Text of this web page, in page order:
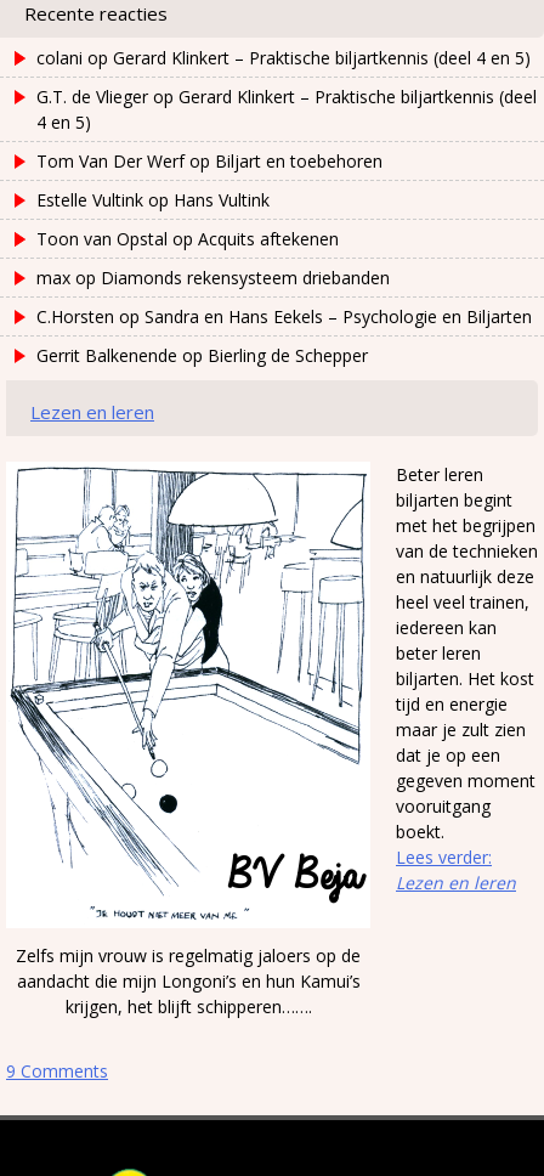
Recente reacties
colani op Gerard Klinkert – Praktische biljartkennis (deel 4 en 5)
G.T. de Vliegerop Gerard Klinkert – Praktische biljartkennis (deel
4 en 5)
Tom Van Der Werfop Biljart en toebehoren
Estelle Vultink op Hans Vultink
Toon van Opstal op Acquits aftekenen
max op Diamonds rekensysteem driebanden
C.Horsten op Sandra en Hans Eekels – Psychologie en Biljarten
Gerrit Balkenende op Bierling de Schepper
Lezen en leren
Zelfs mijn vrouw is regelmatig jaloers op de
aandacht die mijn Longoni’s en hun Kamui’s
krijgen, het blijft schipperen…….
Beter leren
biljarten begint
met het begrijpen
van de technieken
en natuurlijk deze
heel veel trainen,
iedereen kan
beter leren
biljarten. Het kost
tijd en energie
maar je zult zien
dat je op een
gegeven moment
vooruitgang
boekt.
Lees verder:
Lezen en leren
9 Comments